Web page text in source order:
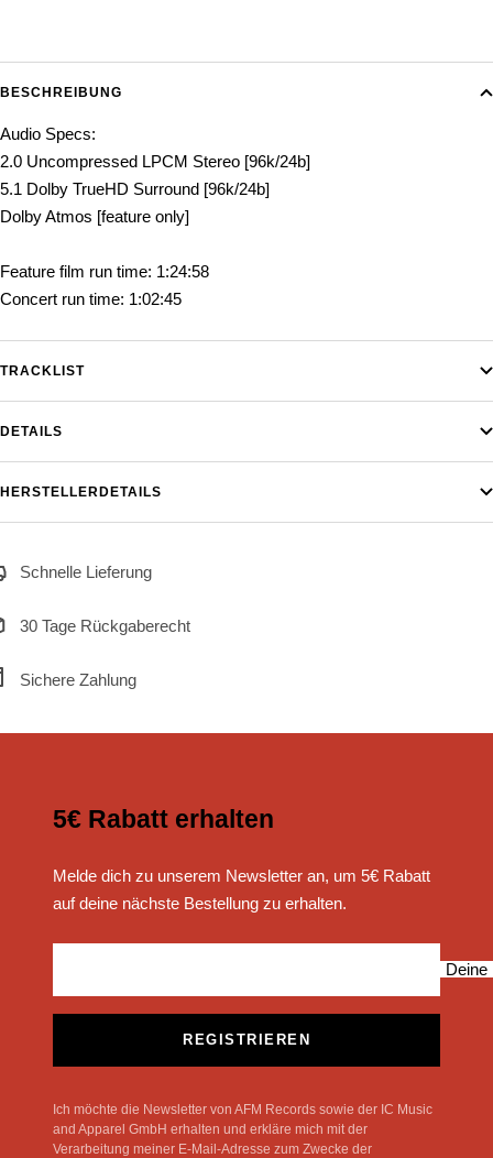
BESCHREIBUNG
Audio Specs:
2.0 Uncompressed LPCM Stereo [96k/24b]
5.1 Dolby TrueHD Surround [96k/24b]
Dolby Atmos [feature only]
Feature film run time: 1:24:58
Concert run time: 1:02:45
TRACKLIST
DETAILS
HERSTELLERDETAILS
Schnelle Lieferung
30 Tage Rückgaberecht
Sichere Zahlung
5€ Rabatt erhalten
Melde dich zu unserem Newsletter an, um 5€ Rabatt
auf deine nächste Bestellung zu erhalten.
Deine
REGISTRIEREN
Ich möchte die Newsletter von AFM Records sowie der IC Music
and Apparel GmbH erhalten und erkläre mich mit der
Verarbeitung meiner E-Mail-Adresse zum Zwecke der